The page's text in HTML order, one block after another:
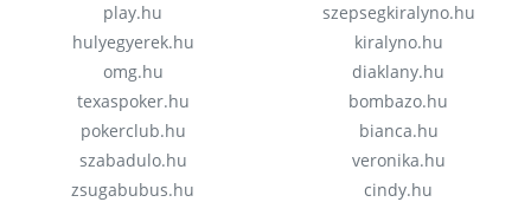
play.hu
hulyegyerek.hu
omg.hu
texaspoker.hu
pokerclub.hu
szabadulo.hu
zsugabubus.hu
szepsegkiralyno.hu
kiralyno.hu
diaklany.hu
bombazo.hu
bianca.hu
veronika.hu
cindy.hu